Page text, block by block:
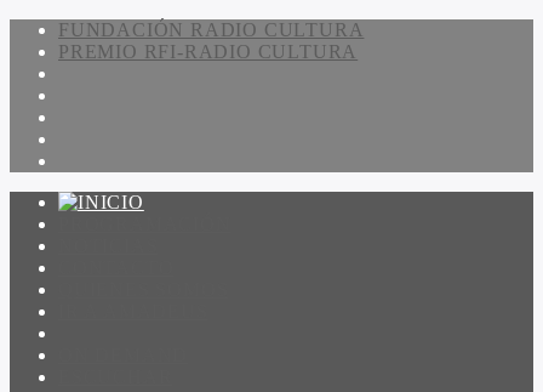
FUNDACIÓN RADIO CULTURA
PREMIO RFI-RADIO CULTURA